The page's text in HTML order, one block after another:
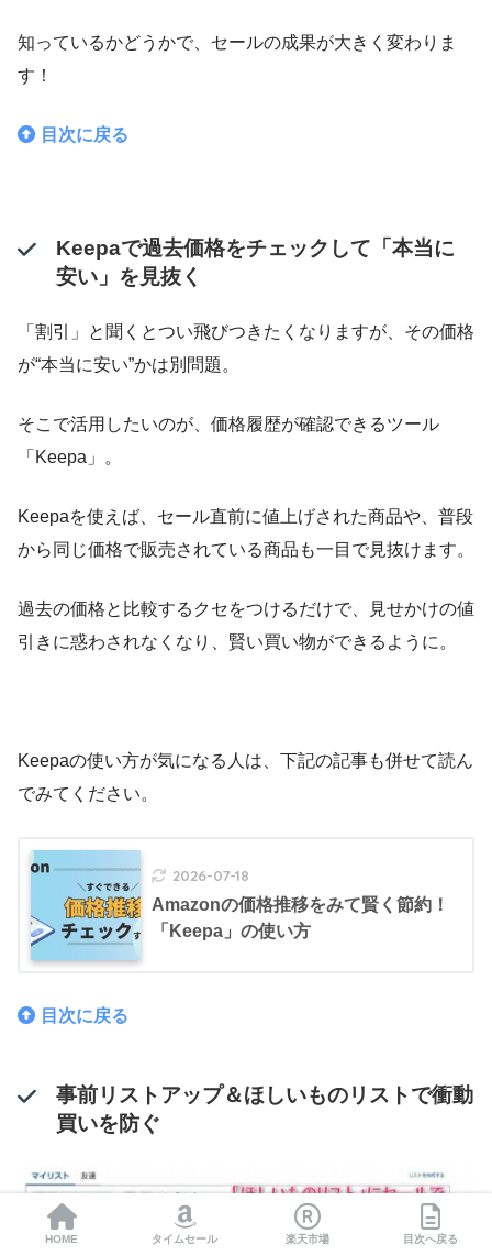
知っているかどうかで、セールの成果が大きく変わりま
す！
目次に戻る
Keepaで過去価格をチェックして「本当に
安い」を見抜く
「割引」と聞くとつい飛びつきたくなりますが、その価格
が“本当に安い”かは別問題。
そこで活用したいのが、価格履歴が確認できるツール
「Keepa」。
Keepaを使えば、セール直前に値上げされた商品や、普段
から同じ価格で販売されている商品も一目で見抜けます。
過去の価格と比較するクセをつけるだけで、見せかけの値
引きに惑わされなくなり、賢い買い物ができるように。
Keepaの使い方が気になる人は、下記の記事も併せて読ん
でみてください。
2026-07-18
Amazonの価格推移をみて賢く節約！
「Keepa」の使い方
目次に戻る
事前リストアップ＆ほしいものリストで衝動
買いを防ぐ
HOME タイムセール 楽天市場 目次へ戻る